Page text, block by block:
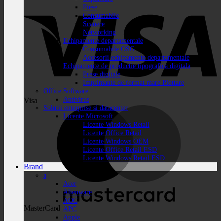
Visa
MasterCard
Piese
Consumabile
Scanere
Networking
Echipamente departamentale
Consumabile OSG
Accesorii echipamente departamentale
Echipamente de productie tipografica digitala
Prese digitale
Imprimante de format mare Plottare
Office Software
Antivirus
Solutii enterprise si datacenter
Licente Microsoft
Licente Windows Retail
Licente Office Retail
Licente Windows OEM
Licente Office Retail ESD
Licente Windows Retail ESD
Brand
a
Acer
Alienware
AOC
APC
Apple